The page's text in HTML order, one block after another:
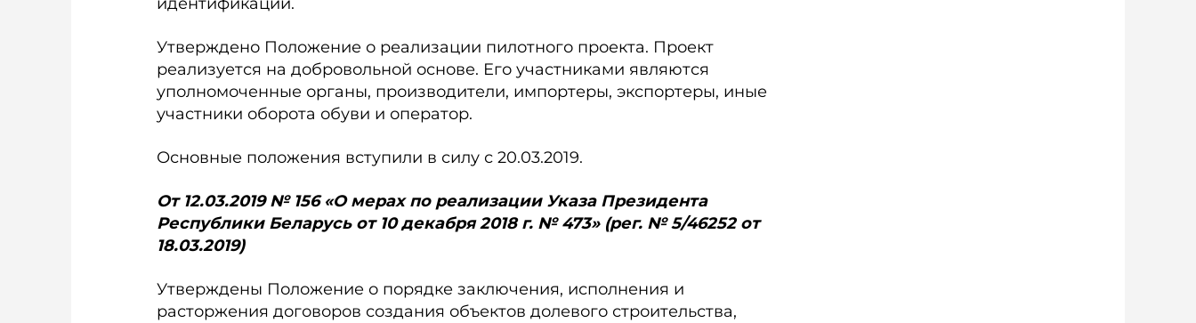
Утверждено Положение о реализации пилотного проекта. Проект
реализуется на добровольной основе. Его участниками являются
уполномоченные органы, производители, импортеры, экспортеры, иные
участники оборота обуви и оператор.
Основные положения вступили в силу с 20.03.2019.
От 12.03.2019 № 156 «О мерах по реализации Указа Президента
Республики Беларусь от 10 декабря 2018 г. № 473» (рег. № 5/46252 от
18.03.2019)
Утверждены Положение о порядке заключения, исполнения и
расторжения договоров создания объектов долевого строительства,